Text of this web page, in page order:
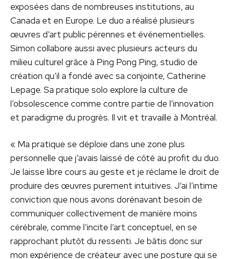
exposées dans de nombreuses institutions, au
Canada et en Europe. Le duo a réalisé plusieurs
œuvres d’art public pérennes et événementielles.
Simon collabore aussi avec plusieurs acteurs du
milieu culturel grâce à Ping Pong Ping, studio de
création qu’il a fondé avec sa conjointe, Catherine
Lepage. Sa pratique solo explore la culture de
l’obsolescence comme contre partie de l’innovation
et paradigme du progrès. Il vit et travaille à Montréal.
« Ma pratique se déploie dans une zone plus
personnelle que j’avais laissé de côté au profit du duo.
Je laisse libre cours au geste et je réclame le droit de
produire des œuvres purement intuitives. J’ai l’intime
conviction que nous avons dorénavant besoin de
communiquer collectivement de manière moins
cérébrale, comme l’incite l’art conceptuel, en se
rapprochant plutôt du ressenti. Je bâtis donc sur
mon expérience de créateur avec une posture qui se